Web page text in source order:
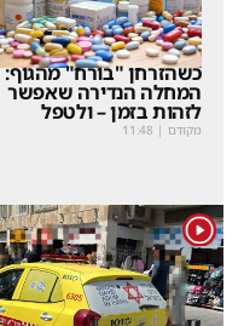
כשהזרחן "בורח" מהגוף:
המחלה הנדירה שאפשר
לזהות בזמן – ולטפל
מקודם |
11:48
1